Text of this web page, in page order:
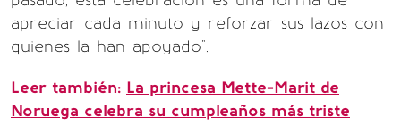
apreciar cada minuto y reforzar sus lazos con
quienes la han apoyado".
Leer también: La princesa Mette-Marit de
Noruega celebra su cumpleaños más triste